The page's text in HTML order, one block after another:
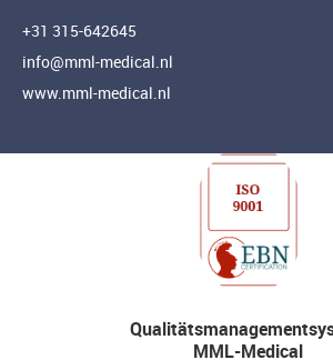
+31 315-642645
info@mml-medical.nl
www.mml-medical.nl
MML-Medical